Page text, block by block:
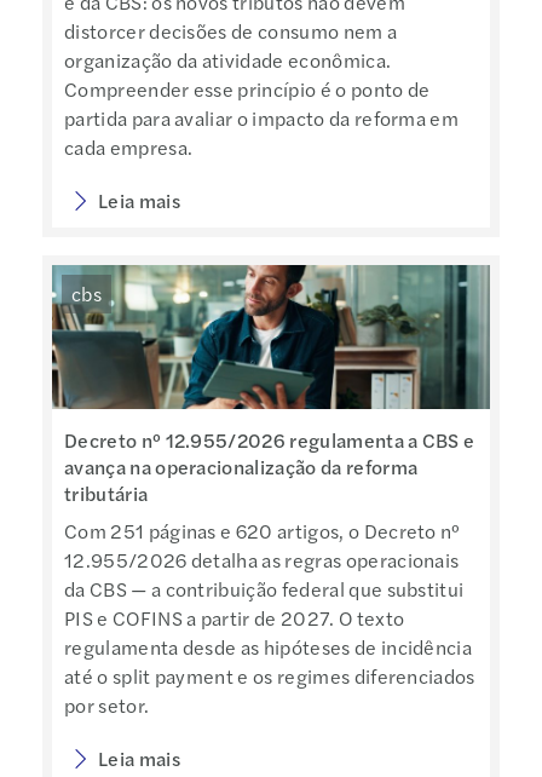
distorcer decisões de consumo nem a
organização da atividade econômica.
Compreender esse princípio é o ponto de
partida para avaliar o impacto da reforma em
cada empresa.
Leia mais
cbs
Decreto nº 12.955/2026 regulamenta a CBS e
avança na operacionalização da reforma
tributária
Com 251 páginas e 620 artigos, o Decreto nº
12.955/2026 detalha as regras operacionais
da CBS — a contribuição federal que substitui
PIS e COFINS a partir de 2027. O texto
regulamenta desde as hipóteses de incidência
até o split payment e os regimes diferenciados
por setor.
Leia mais